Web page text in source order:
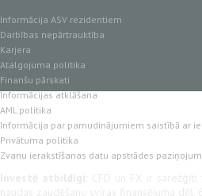
Informācija ASV rezidentiem
Darbības nepārtrauktība
Karjera
Atalgojuma politika
Finanšu pārskati
Informācijas atklāšana
AML politika
Informācija par pamudinājumiem saistībā ar
Privātuma politika
Zvanu ierakstīšanas datu apstrādes